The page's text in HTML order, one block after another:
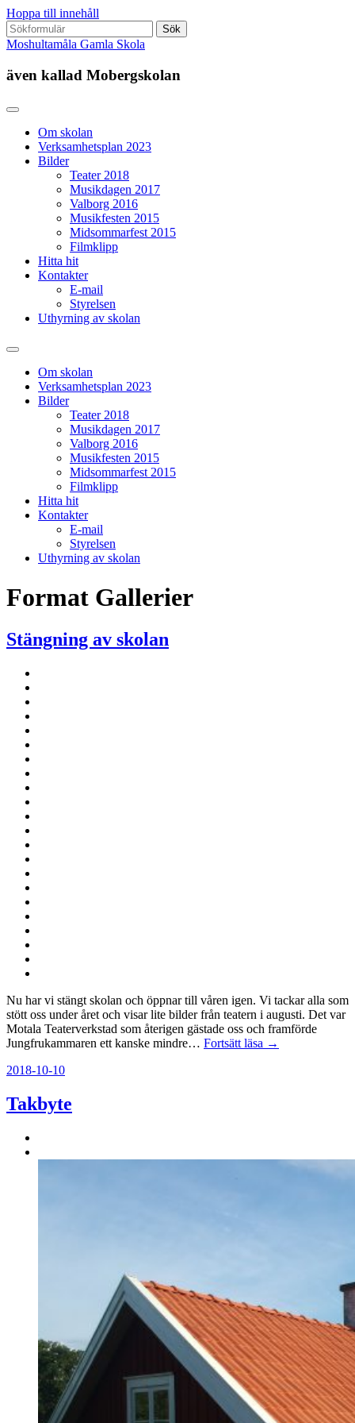
Hoppa till innehåll
Sök
efter:
Moshultamåla Gamla Skola
även kallad Mobergskolan
Om skolan
Verksamhetsplan 2023
Bilder
Teater 2018
Musikdagen 2017
Valborg 2016
Musikfesten 2015
Midsommarfest 2015
Filmklipp
Hitta hit
Kontakter
E-mail
Styrelsen
Uthyrning av skolan
Slå
sökfältOm skolan
Verksamhetsplan 2023
Bilder
Teater 2018
Musikdagen 2017
Valborg 2016
Musikfesten 2015
Midsommarfest 2015
Filmklipp
Hitta hit
Kontakter
E-mail
Styrelsen
Uthyrning av skolan
Format Gallerier
Stängning av skolan
Nu har vi stängt skolan och öppnar till våren igen. Vi tackar alla som
stött oss under året och visar lite bilder från teatern i augusti. Det var
Motala Teaterverkstad som återigen gästade oss och framförde
Jungfrukammaren ett kanske mindre… Fortsätt läsa →
2018-10-10
Takbyte